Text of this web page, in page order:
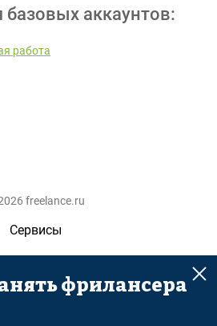
аккаунтов:
работа
freelance.ru
Сервисы
Помощь
Поиск фрилансера